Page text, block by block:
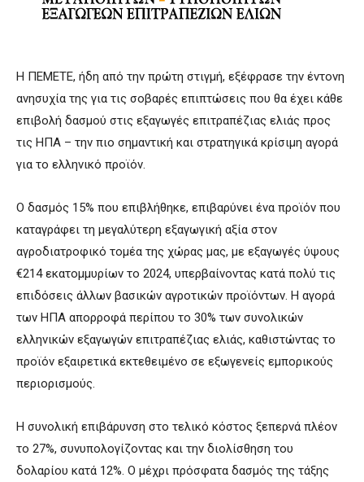
Η ΠΕΜΕΤΕ, ήδη από την πρώτη στιγμή, εξέφρασε την έντονη
ανησυχία της για τις σοβαρές επιπτώσεις που θα έχει κάθε
επιβολή δασμού στις εξαγωγές επιτραπέζιας ελιάς προς
τις ΗΠΑ – την πιο σημαντική και στρατηγικά κρίσιμη αγορά
για το ελληνικό προϊόν.
Ο δασμός 15% που επιβλήθηκε, επιβαρύνει ένα προϊόν που
καταγράφει τη μεγαλύτερη εξαγωγική αξία στον
αγροδιατροφικό τομέα της χώρας μας, με εξαγωγές ύψους
€214 εκατομμυρίων το 2024, υπερβαίνοντας κατά πολύ τις
επιδόσεις άλλων βασικών αγροτικών προϊόντων. Η αγορά
των ΗΠΑ απορροφά περίπου το 30% των συνολικών
ελληνικών εξαγωγών επιτραπέζιας ελιάς, καθιστώντας το
προϊόν εξαιρετικά εκτεθειμένο σε εξωγενείς εμπορικούς
περιορισμούς.
Η συνολική επιβάρυνση στο τελικό κόστος ξεπερνά πλέον
το 27%, συνυπολογίζοντας και την διολίσθηση του
δολαρίου κατά 12%. Ο μέχρι πρόσφατα δασμός της τάξης